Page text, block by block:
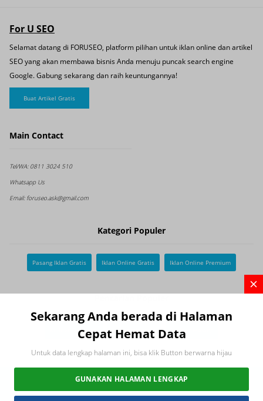
Sekarang Anda berada di Halaman
Cepat Hemat Data
Untuk data lengkap halaman ini, bisa klik Button berwarna hijau
GUNAKAN HALAMAN LENGKAP
For U SEO
Selamat datang di FORUSEO, platform pilihan untuk iklan online dan artikel
SEO yang akan membawa bisnis Anda menuju puncak search engine
Google. Gabung sekarang dan raih keuntungannya!
Buat Artikel Gratis
Main Contact
Tel/WA:0811 3024 510
Whatsapp Us
Email:foruseo.ask@gmail.com
Kategori Populer
Pasang Iklan Gratis Iklan Online Gratis Iklan Online Premium
Kuliner Surabaya Kulinersidoarjo Kuliner Malang
2026 FORUSEO